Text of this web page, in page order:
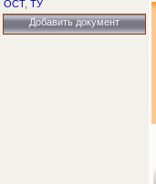
ОСТ, ТУ
Добавить документ